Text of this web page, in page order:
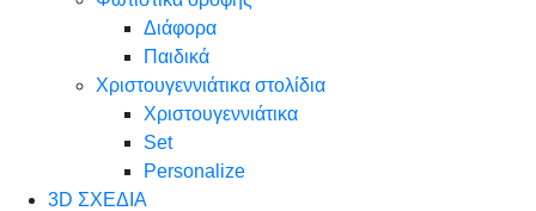
Διάφορα
Παιδικά
Χριστουγεννιάτικα στολίδια
Χριστουγεννιάτικα
Set
Personalize
3D ΣΧΕΔΙΑ